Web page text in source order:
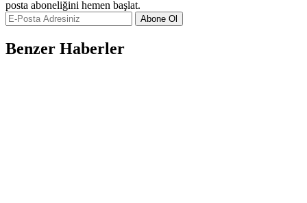
posta aboneliğini hemen başlat.
Abone Ol
Benzer Haberler